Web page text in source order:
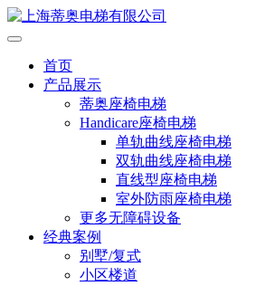
首页
产品展示
蒂奥座椅电梯
Handicare座椅电梯
单轨曲线座椅电梯
双轨曲线座椅电梯
直线型座椅电梯
室外防雨座椅电梯
更多无障碍设备
经典案例
别墅/复式
小区楼道